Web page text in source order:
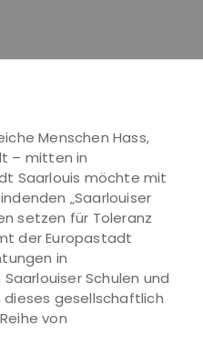
Menschen Hass,
– mitten in
Saarlouis möchte mit
„Saarlouiser
setzen für Toleranz
der Europastadt
in
Schulen und
gesellschaftlich
von